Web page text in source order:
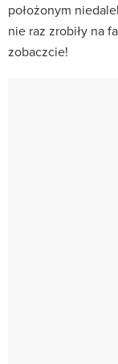
położonym
nie raz zrobiły na
zobaczcie!